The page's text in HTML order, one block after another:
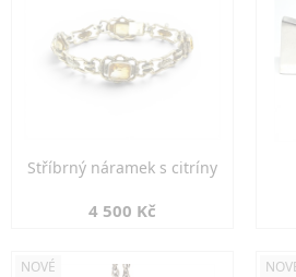
Stříbrný náramek s citríny
4 500 Kč
NOVÉ